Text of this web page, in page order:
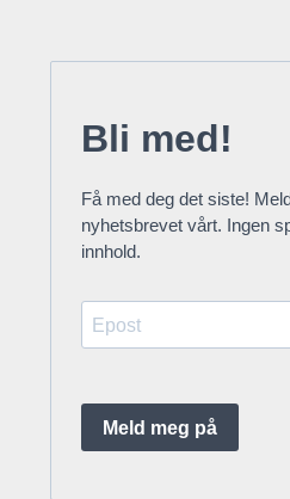
Bli med!
Få med deg det siste!
nyhetsbrevet vårt. Ingen
innhold.
Meld meg på